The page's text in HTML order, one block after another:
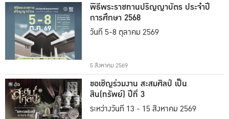
พิธีพระราชทานปริญญาบัตร ประจำปี
การศึกษา 2568
วันที่ 5-8 ตุลาคม 2569
5 สิงหาคม 2569
ขอเชิญร่วมงาน สะสมศิลป์ เป็น
สิน(ทรัพย์) ปีที่ 3
ระหว่างวันที่ 13 - 15 สิงหาคม 2569